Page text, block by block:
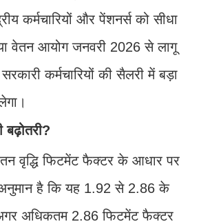
कर्मचारियों और पेंशनर्स को सीधा
वेतन आयोग जनवरी 2026 से लागू
कर्मचारियों की सैलरी में बड़ा
बढ़ोतरी?
वृद्धि फिटमेंट फैक्टर के आधार पर
अनुमान है कि यह 1.92 से 2.86 के
अधिकतम 2.86 फिटमेंट फैक्टर